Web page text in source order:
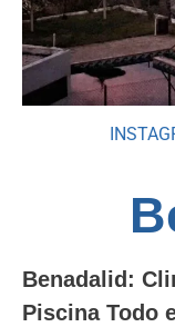
Benadalid:
Piscina Todo